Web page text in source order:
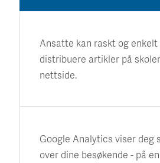
Ansatte kan raskt og enkelt
distribuere artikler på
nettside.
Google Analytics viser deg
over dine besøkende - på